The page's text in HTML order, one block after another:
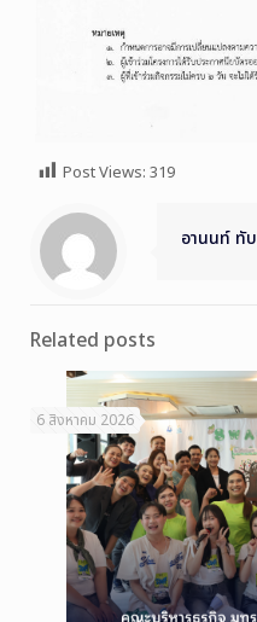
Post Views: 319
อานนท์ ทั
Related posts
6 สิงหาคม 2026